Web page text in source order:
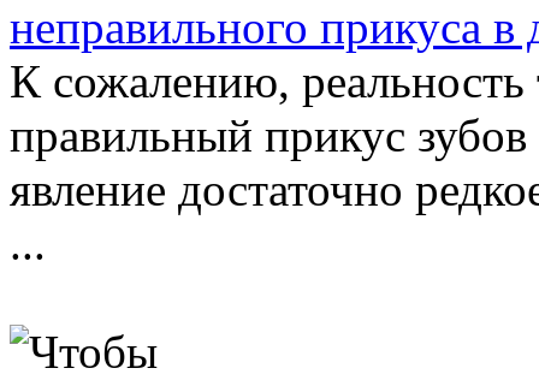
неправильного прикуса в
К сожалению, реальность
правильный прикус
явление достаточно
...